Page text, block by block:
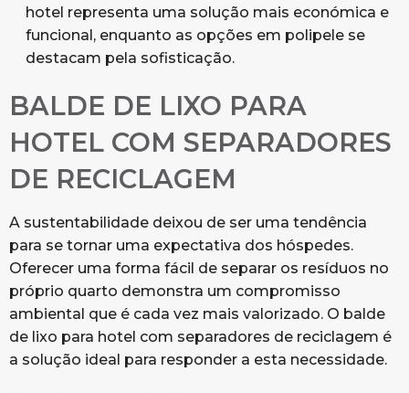
hotel representa uma solução mais económica e
funcional, enquanto as opções em polipele se
destacam pela sofisticação.
BALDE DE LIXO PARA
HOTEL COM SEPARADORES
DE RECICLAGEM
A sustentabilidade deixou de ser uma tendência
para se tornar uma expectativa dos hóspedes.
Oferecer uma forma fácil de separar os resíduos no
próprio quarto demonstra um compromisso
ambiental que é cada vez mais valorizado. O balde
de lixo para hotel com separadores de reciclagem é
a solução ideal para responder a esta necessidade.